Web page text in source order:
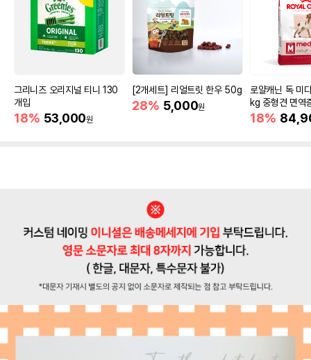
그리니즈 오리지널 티니 130
개입
18% 53,000원
[2개세트] 리얼트릿 한우 50g
28% 5,000원
로얄캐닌 독 미
kg 중형견 면역
18%